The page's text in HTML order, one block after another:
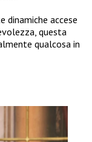
dinamiche accese
questa
qualcosa in